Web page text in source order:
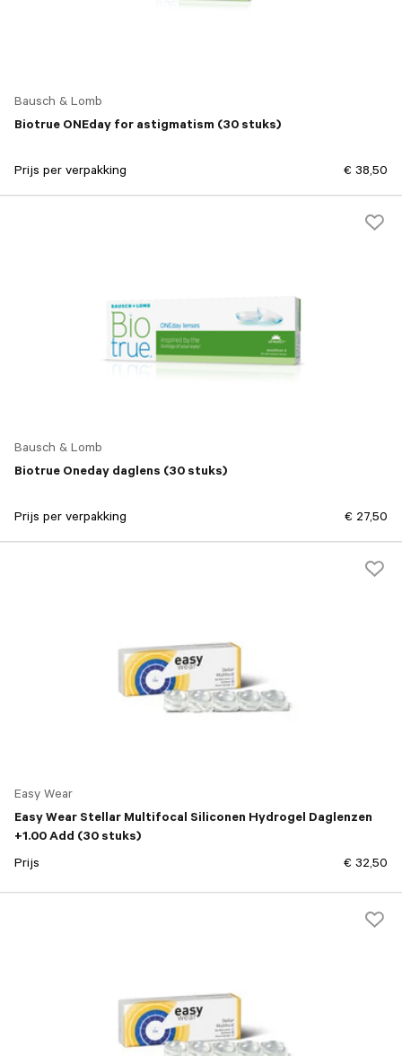
Bausch & Lomb
Biotrue ONEday for astigmatism (30 stuks)
Prijs per verpakking € 38,50
Bausch & Lomb
Biotrue Oneday daglens (30 stuks)
Prijs per verpakking € 27,50
Easy Wear
Easy Wear Stellar Multifocal Siliconen Hydrogel Daglenzen
+1.00 Add (30 stuks)
Prijs
€ 32,50